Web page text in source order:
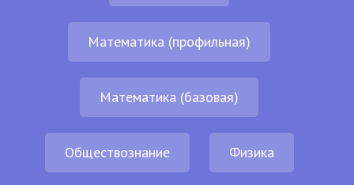
Математика (профильная)
Математика (базовая)
Обществознание Физика